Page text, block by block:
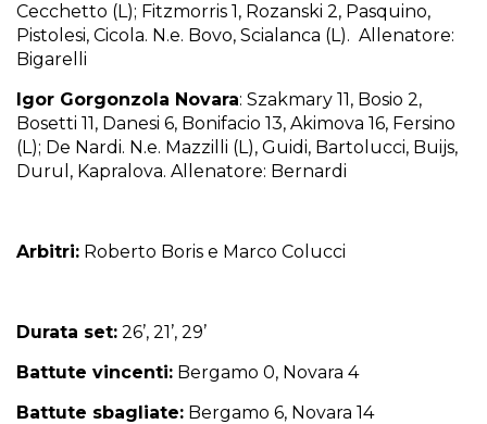
Cecchetto (L); Fitzmorris 1, Rozanski 2, Pasquino,
Pistolesi, Cicola. N.e. Bovo, Scialanca (L). Allenatore:
Bigarelli
Igor Gorgonzola Novara: Szakmary 11, Bosio 2,
Bosetti 11, Danesi 6, Bonifacio 13, Akimova 16, Fersino
(L); De Nardi. N.e. Mazzilli (L), Guidi, Bartolucci, Buijs,
Durul, Kapralova. Allenatore: Bernardi
Arbitri: Roberto Boris e Marco Colucci
Durata set: 26’, 21’, 29’
Battute vincenti: Bergamo 0, Novara 4
Battute sbagliate: Bergamo 6, Novara 14